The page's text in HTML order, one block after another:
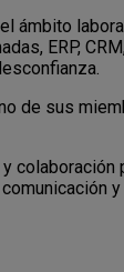
ámbito
ERP,
de sus